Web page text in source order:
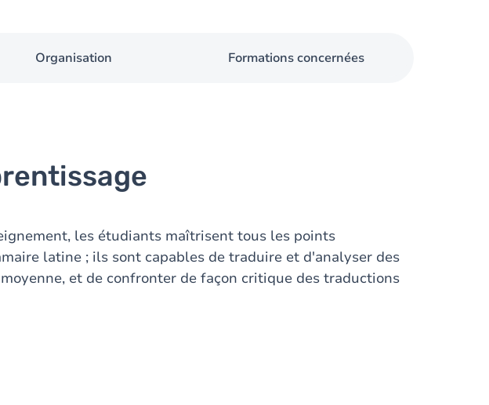
Organisation Formations concernées
les étudiants maîtrisent tous les points
latine ; ils sont capables de traduire et d'analyser des
et de confronter de façon critique des traductions